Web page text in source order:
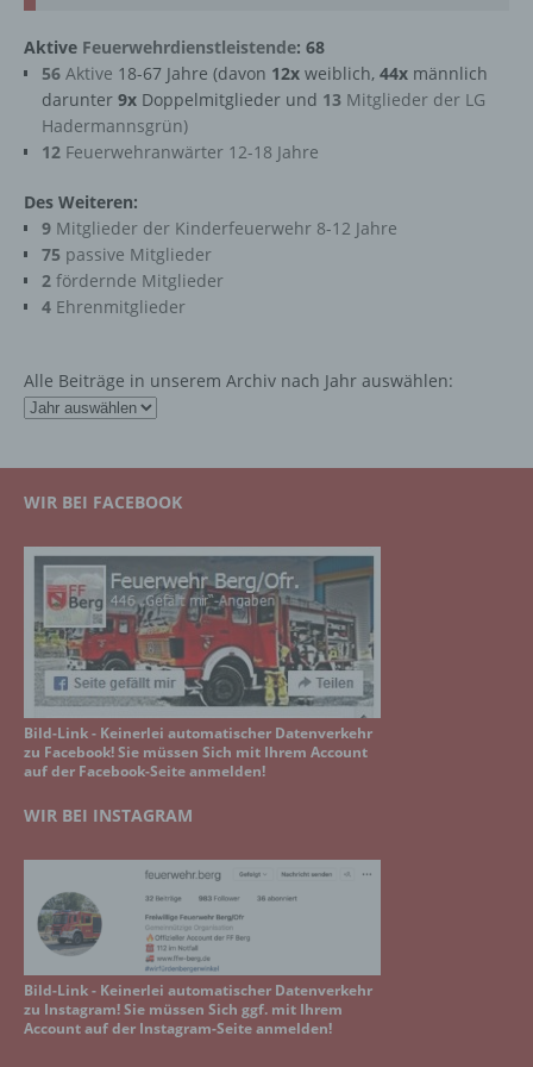
Aktive Feuerwehrdienstleistende: 68
56 Aktive 18-67 Jahre (davon 12x weiblich, 44x männlich
darunter 9x Doppelmitglieder und 13 Mitglieder der LG
Hadermannsgrün)
12 Feuerwehranwärter 12-18 Jahre
Des Weiteren:
9 Mitglieder der Kinderfeuerwehr 8-12 Jahre
75 passive Mitglieder
2 fördernde Mitglieder
4 Ehrenmitglieder
Alle Beiträge in unserem Archiv nach Jahr auswählen:
WIR BEI FACEBOOK
Bild-Link - Keinerlei automatischer Datenverkehr
zu Facebook! Sie müssen Sich mit Ihrem Account
auf der Facebook-Seite anmelden!
WIR BEI INSTAGRAM
Bild-Link - Keinerlei automatischer Datenverkehr
zu Instagram! Sie müssen Sich ggf. mit Ihrem
Account auf der Instagram-Seite anmelden!